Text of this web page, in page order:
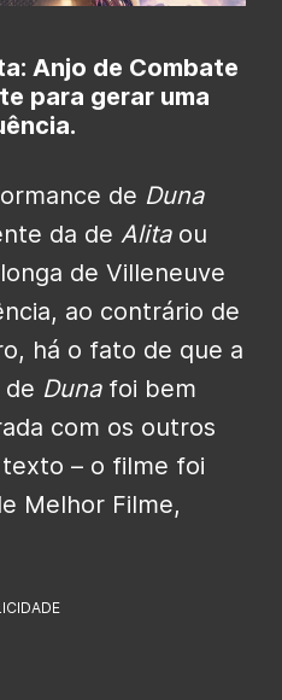
Anjo de Combate
para gerar uma
de Duna
da de Alitaou
de Villeneuve
ao contrário de
há o fato de que a
Dunafoi bem
com os outros
– o filme foi
Melhor Filme,